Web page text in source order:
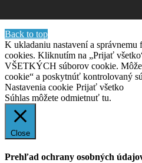
Back to top
K ukladaniu nastavení a
cookies. Kliknutím na „Prijať
VŠETKÝCH súborov cookie.
cookie“ a poskytnúť kontrolovaný
Nastavenia cookie Prijať všetko
Súhlas môžete odmietnuť tu.
Close
Prehľad ochrany osobných